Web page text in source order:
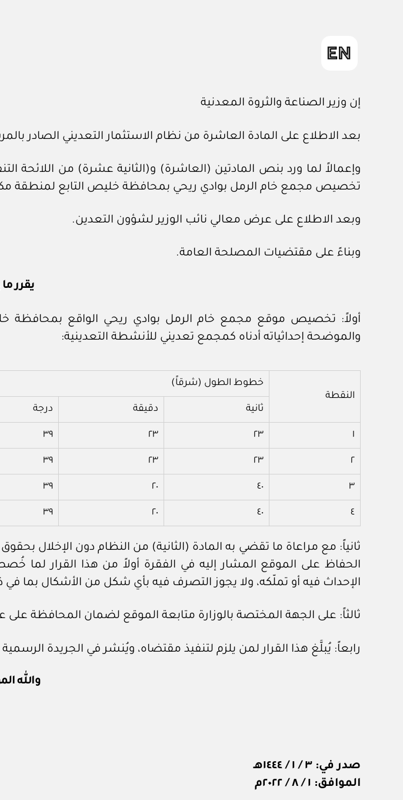
إن وزير الصناعة والثروة المعدنية
بعد الاطلاع على المادة العاشرة من نظام الاستثمار التعديني الصادر بالمرسوم الملكي رقم
وإعمالاً لما ورد بنص المادتين (العاشرة) و(الثانية عشرة) من اللائحة
تخصيص مجمع خام الرمل بوادي ريحي بمحافظة خليص التابع لمنطقة
وبعد الاطلاع على عرض معالي نائب الوزير لشؤون التعدين.
وبناءً على مقتضيات المصلحة العامة.
يقرر
والموضحة إحداثياته أدناه كمجمع تعديني للأنشطة التعدينية:
النقطة
خطوط الطول (شرقاً)
ثانية دقيقة درجة
١ ٢٣ ٢٣ ٣٩
٢ ٢٣ ٢٣ ٣٩
٣ ٤٠ ٢٠ ٣٩
٤ ٤٠ ٢٠ ٣٩
ثانياً: مع مراعاة ما تقضي به المادة (الثانية) من النظام دون الإخلال
الحفاظ على الموقع المشار إليه في الفقرة أولاً من هذا القرار
الإحداث فيه أو تملّكه، ولا يجوز التصرف فيه بأي شكل من الأشكال بما
ثالثاً: على الجهة المختصة بالوزارة متابعة الموقع لضمان المحافظة على
رابعاً: يُبلَّغ هذا القرار لمن يلزم لتنفيذ مقتضاه، ويُنشر في الجريدة
والله
صدر في: ٣ / ١ / ١٤٤٤هـ
الموافق: ١ / ٨ / ٢٠٢٢م